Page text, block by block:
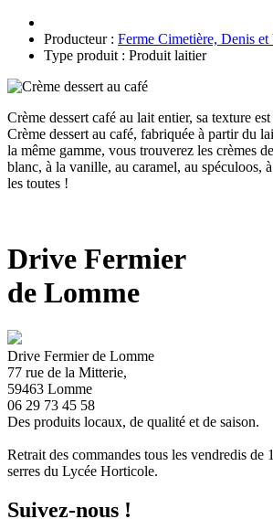
Producteur : Ferme Cimetière, Denis
Type produit : Produit laitier
Crème dessert café au lait entier, sa texture
Crème dessert au café, fabriquée à partir du
la même gamme, vous trouverez les crèmes
blanc, à la vanille, au caramel, au spéculoos,
les toutes !
Drive Fermier
de Lomme
Drive Fermier de Lomme
77 rue de la Mitterie,
59463 Lomme
06 29 73 45 58
Des produits locaux, de qualité et de saison.
Retrait des commandes tous les vendredis de
serres du Lycée Horticole.
Suivez-nous !